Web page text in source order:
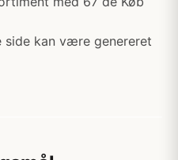
side kan være genereret